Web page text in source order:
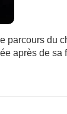
parcours du
après de sa